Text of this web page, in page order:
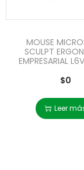
MOUSE
SCULPT
EMPRESARIAL
$0
Leer